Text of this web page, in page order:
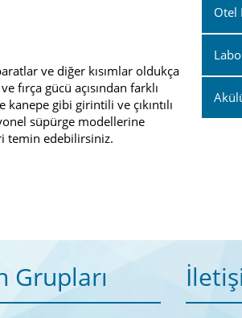
ve diğer kısımlar oldukça
fırça gücü açısından farklı
gibi girintili ve çıkıntılı
süpürge modellerine
temin edebilirsiniz.
Otel
Grupları